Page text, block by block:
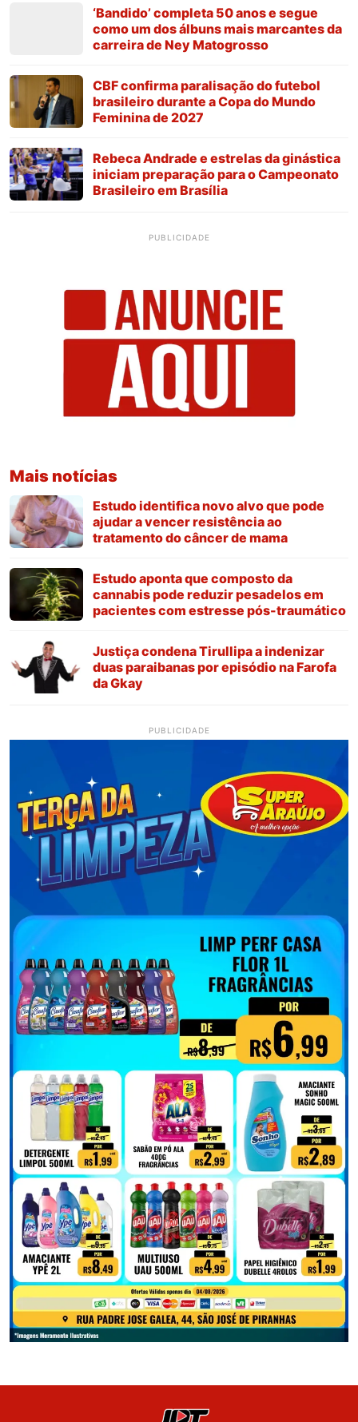
‘Bandido’ completa 50 anos e segue
como um dos álbuns mais marcantes da
carreira de Ney Matogrosso
CBF confirma paralisação do futebol
brasileiro durante a Copa do Mundo
Feminina de 2027
Rebeca Andrade e estrelas da ginástica
iniciam preparação para o Campeonato
Brasileiro em Brasília
PUBLICIDADE
Mais notícias
Estudo identifica novo alvo que pode
ajudar a vencer resistência ao
tratamento do câncer de mama
Estudo aponta que composto da
cannabis pode reduzir pesadelos em
pacientes com estresse pós-traumático
Justiça condena Tirullipa a indenizar
duas paraibanas por episódio na Farofa
da Gkay
PUBLICIDADE